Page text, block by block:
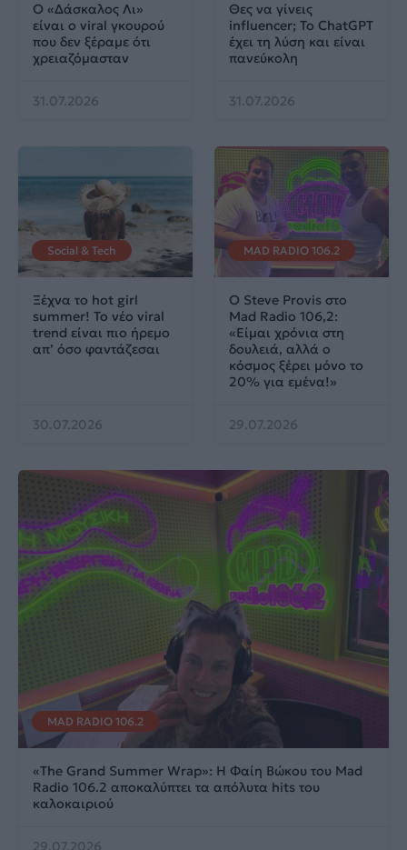
Ο «Δάσκαλος Λι»
είναι ο viral γκουρού
που δεν ξέραμε ότι
χρειαζόμασταν
31.07.2026
Θες να γίνεις
influencer; Το ChatGPT
έχει τη λύση και είναι
πανεύκολη
31.07.2026
Social & Tech
Ξέχνα το hot girl
summer! Το νέο viral
trend είναι πιο ήρεμο
απ’ όσο φαντάζεσαι
30.07.2026
MAD RADIO 106.2
Ο Steve Provis στο
Mad Radio 106,2:
«Είμαι χρόνια στη
δουλειά, αλλά ο
κόσμος ξέρει μόνο το
20% για εμένα!»
29.07.2026
MAD RADIO 106.2
«The Grand Summer Wrap»: Η Φαίη Βώκου του Mad
Radio 106.2 αποκαλύπτει τα απόλυτα hits του
καλοκαιριού
29.07.2026